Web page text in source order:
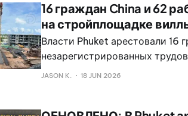
16 граждан China и 62
на стройплощадке
Власти Phuket арестовали 16
незарегистрированных
на строительной площадке
JASON K. 18 JUN 2026